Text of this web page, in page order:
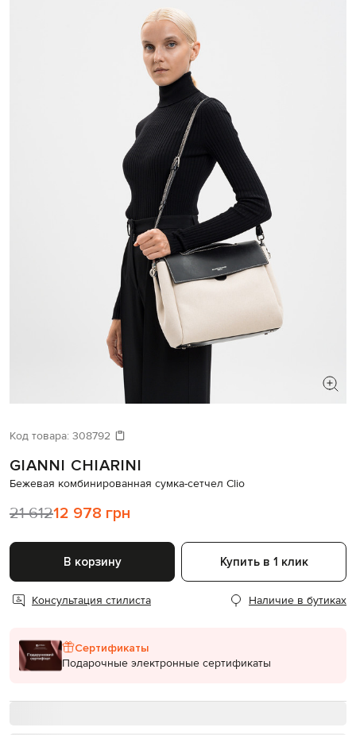
Давайте подберем что-то еще
Похожие товары
Код товара: 308792
GIANNI CHIARINI
Бежевая комбинированная сумка-сетчел Clio
21 61212 978 грн
В корзину Купить в 1 клик
Консультация стилиста Наличие в бутиках
Сертификаты
Подарочные электронные сертификаты